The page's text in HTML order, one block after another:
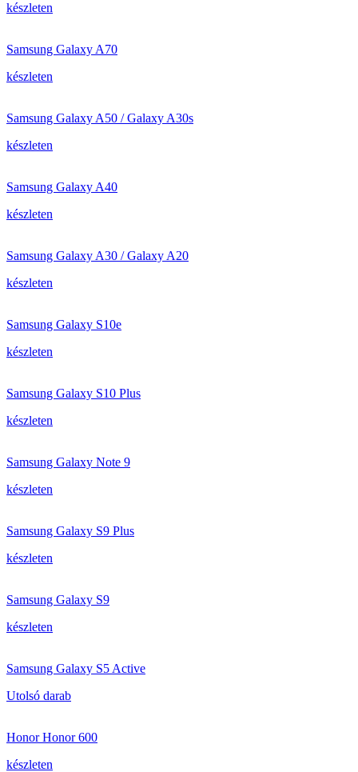
készleten
Samsung Galaxy A70
készleten
Samsung Galaxy A50 / Galaxy A30s
készleten
Samsung Galaxy A40
készleten
Samsung Galaxy A30 / Galaxy A20
készleten
Samsung Galaxy S10e
készleten
Samsung Galaxy S10 Plus
készleten
Samsung Galaxy Note 9
készleten
Samsung Galaxy S9 Plus
készleten
Samsung Galaxy S9
készleten
Samsung Galaxy S5 Active
Utolsó darab
Honor Honor 600
készleten